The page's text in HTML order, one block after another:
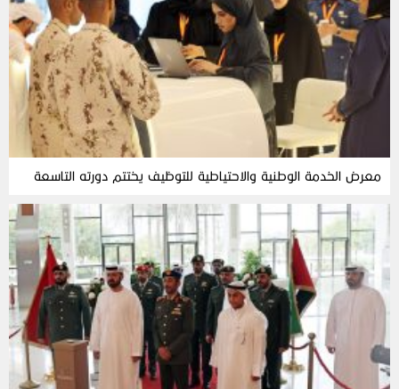
معرض الخدمة الوطنية والاحتياطية للتوظيف يختتم دورته التاسعة